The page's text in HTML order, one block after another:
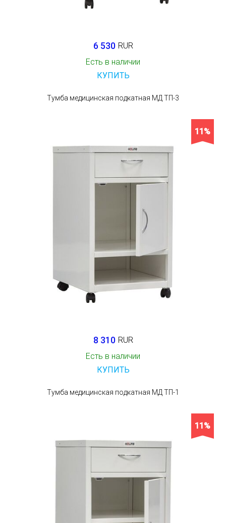
6 530 RUR
Есть в наличии
КУПИТЬ
Тумба медицинская подкатная МД ТП-3
11%
8 310 RUR
Есть в наличии
КУПИТЬ
Тумба медицинская подкатная МД ТП-1
11%